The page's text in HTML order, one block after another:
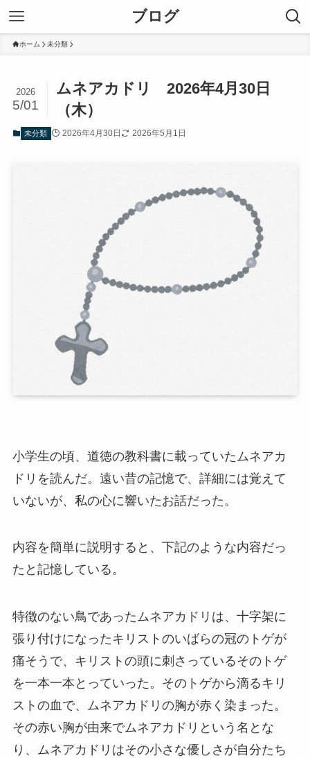
ブログ
ホーム 未分類
ムネアカドリ 2026年4月30日
（木）
2026
5/01
未分類 2026年4月30日 2026年5月1日
小学生の頃、道徳の教科書に載っていたムネアカ
ドリを読んだ。遠い昔の記憶で、詳細には覚えて
いないが、私の心に響いたお話だった。
内容を簡単に説明すると、下記のような内容だっ
たと記憶している。
特徴のない鳥であったムネアカドリは、十字架に
張り付けになったキリストのいばらの冠のトゲが
痛そうで、キリストの頭に刺さっているそのトゲ
を一本一本とっていった。そのトゲから滴るキリ
ストの血で、ムネアカドリの胸が赤く染まった。
その赤い胸が由来でムネアカドリという名とな
り、ムネアカドリはその小さな優しさが自分たち